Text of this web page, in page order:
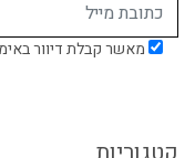
מאשר קבלת דיוור